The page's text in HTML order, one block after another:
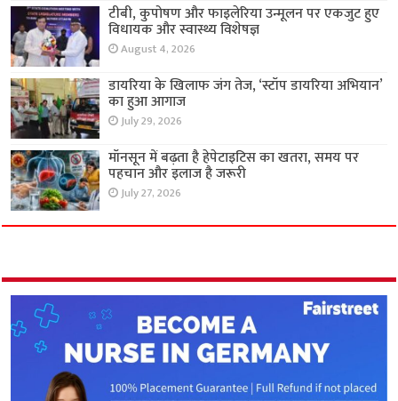
टीबी, कुपोषण और फाइलेरिया उन्मूलन पर एकजुट हुए
विधायक और स्वास्थ्य विशेषज्ञ
August 4, 2026
डायरिया के खिलाफ जंग तेज, ‘स्टॉप डायरिया अभियान’
का हुआ आगाज
July 29, 2026
मॉनसून में बढ़ता है हेपेटाइटिस का खतरा, समय पर
पहचान और इलाज है जरूरी
July 27, 2026